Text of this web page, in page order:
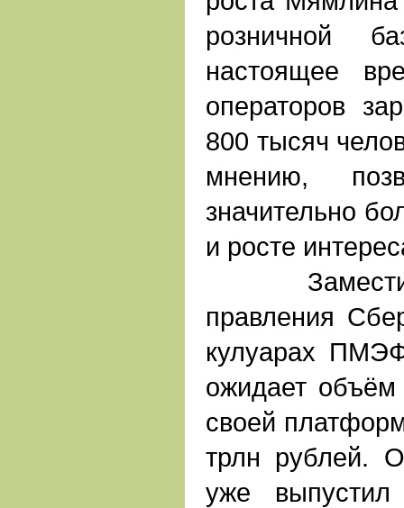
розничной
настоящее
операторов
800 тысяч
мнению,
значительно
и росте
правления
кулуарах
ожидает
своей
трлн рублей.
уже